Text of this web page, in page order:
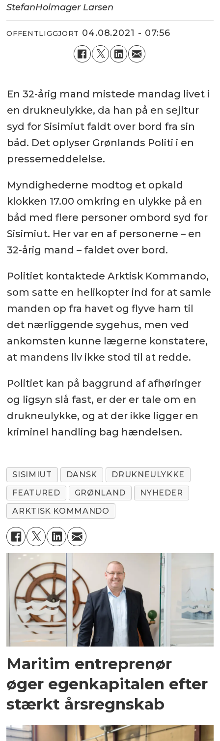
StefanHolmager Larsen
OFFENTLIGGJORT 04.08.2021 - 07:56
En 32-årig mand mistede mandag livet i
en drukneulykke, da han på en sejltur
syd for Sisimiut faldt over bord fra sin
båd. Det oplyser Grønlands Politi i en
pressemeddelelse.
Myndighederne modtog et opkald
klokken 17.00 omkring en ulykke på en
båd med flere personer ombord syd for
Sisimiut. Her var en af personerne – en
32-årig mand – faldet over bord.
Politiet kontaktede Arktisk Kommando,
som satte en helikopter ind for at samle
manden op fra havet og flyve ham til
det nærliggende sygehus, men ved
ankomsten kunne lægerne konstatere,
at mandens liv ikke stod til at redde.
Politiet kan på baggrund af afhøringer
og ligsyn slå fast, er der er tale om en
drukneulykke, og at der ikke ligger en
kriminel handling bag hændelsen.
SISIMIUT DANSK
DRUKNEULYKKE
FEATURED
GRØNLAND
NYHEDER
ARKTISK KOMMANDO
Maritim entreprenør
øger egenkapitalen efter
stærkt årsregnskab